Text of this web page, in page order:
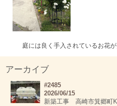
庭には良く手入されているお花
アーカイブ
#2485
2026/06/15
新築工事 高崎市箕郷町